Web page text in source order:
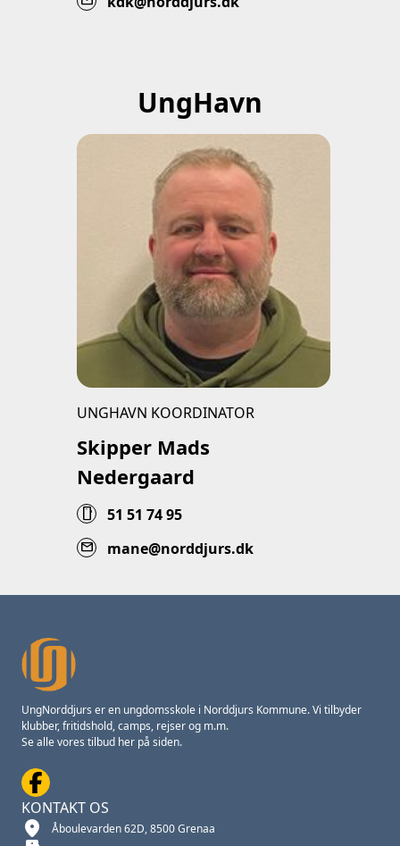
UngHavn
UNGHAVN KOORDINATOR
Skipper Mads
Nedergaard
smartphone 51 51 74 95
mail mane@norddjurs.dk
UngNorddjurs er en ungdomsskole i Norddjurs Kommune. Vi tilbyder
klubber, fritidshold, camps, rejser og m.m.
Se alle vores tilbud her på siden.
KONTAKT OS
location_on Åboulevarden 62D, 8500 Grenaa